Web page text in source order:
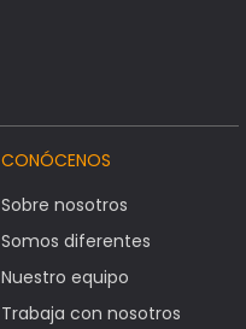
CONÓCENOS
Sobre nosotros
Somos diferentes
Nuestro equipo
Trabaja con nosotros